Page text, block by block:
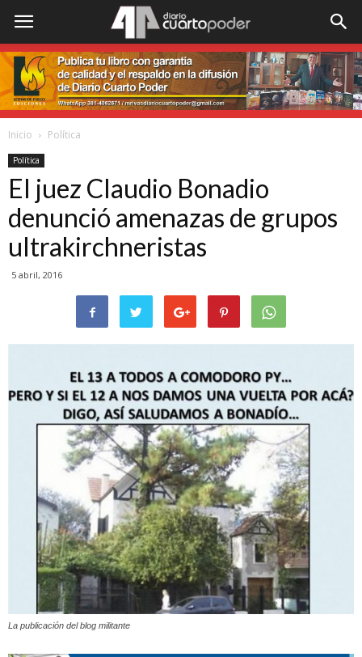
Inicio Política
Política
El juez Claudio Bonadio
denunció amenazas de grupos
ultrakirchneristas
5 abril, 2016
La publicación del blog militante